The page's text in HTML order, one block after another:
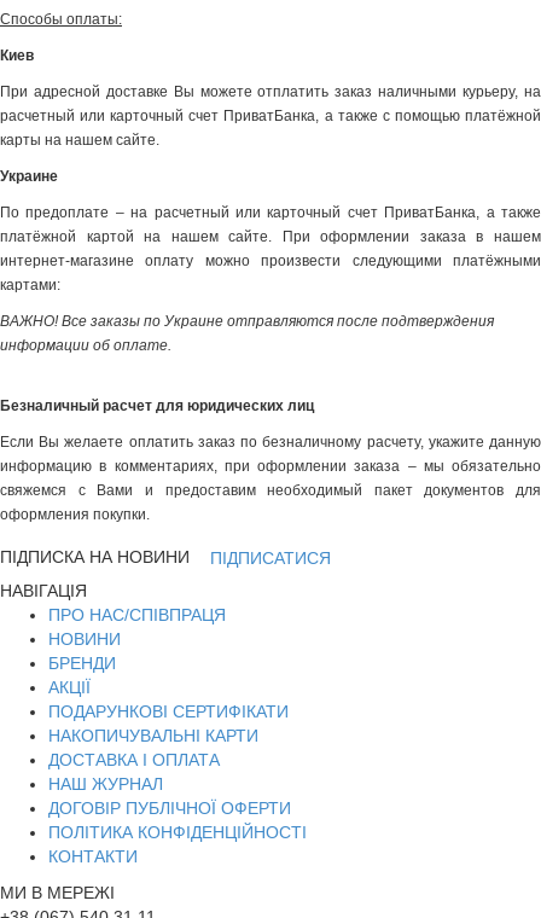
Способы оплаты:
Киев
При адресной доставке Вы можете отплатить заказ наличными курьеру, на
расчетный или карточный счет ПриватБанка, а также с помощью платёжной
карты на нашем сайте.
Украине
По предоплате – на расчетный или карточный счет ПриватБанка, а также
платёжной картой на нашем сайте. При оформлении заказа в нашем
интернет-магазине оплату можно произвести следующими платёжными
картами:
ВАЖНО! Все заказы по Украине отправляются после подтверждения
информации об оплате.
Безналичный расчет для юридических лиц
Если Вы желаете оплатить заказ по безналичному расчету, укажите данную
информацию в комментариях, при оформлении заказа – мы обязательно
свяжемся с Вами и предоставим необходимый пакет документов для
оформления покупки.
ПІДПИСКА НА НОВИНИ
ПІДПИСАТИСЯ
НАВІГАЦІЯ
ПРО НАС/СПІВПРАЦЯ
НОВИНИ
БРЕНДИ
АКЦІЇ
ПОДАРУНКОВІ СЕРТИФІКАТИ
НАКОПИЧУВАЛЬНІ КАРТИ
ДОСТАВКА І ОПЛАТА
НАШ ЖУРНАЛ
ДОГОВІР ПУБЛІЧНОЇ ОФЕРТИ
ПОЛІТИКА КОНФІДЕНЦІЙНОСТІ
КОНТАКТИ
МИ В МЕРЕЖІ